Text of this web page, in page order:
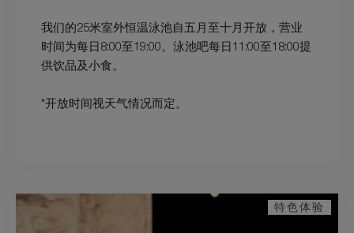
我们的25米室外恒温泳池自五月至十月开放，营业
时间为每日8:00至19:00。泳池吧每日11:00至18:00提
供饮品及小食。
*开放时间视天气情况而定。
特色体验